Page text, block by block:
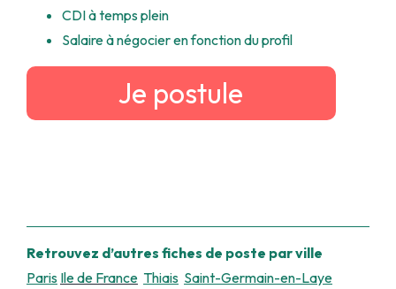
CDI à temps plein
Salaire à négocier en fonction du profil
Je postule
Retrouvez d’autres fiches de poste par ville
Paris Ile de France Thiais Saint-Germain-en-Laye